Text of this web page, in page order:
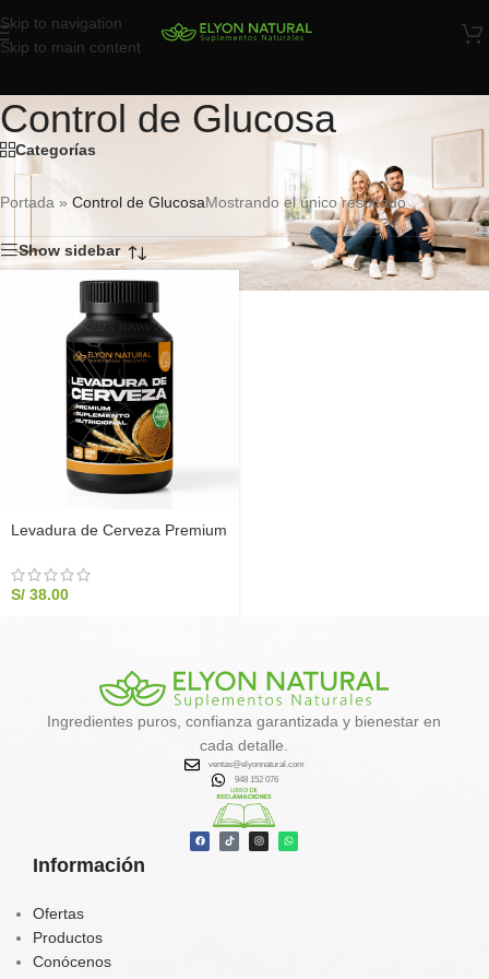
Skip to navigation
Skip to main content
Control de Glucosa
Categorías
Portada » Control de GlucosaMostrando el único resultado
Show sidebar
Levadura de Cerveza Premium
S/ 38.00
Información
Ofertas
Productos
Conócenos
Ingredientes puros, confianza garantizada y bienestar en
cada detalle.
ventas@elyonnatural.com
948 152 076